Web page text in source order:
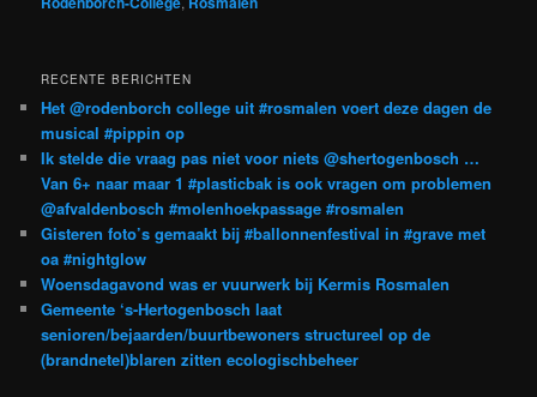
RECENTE BERICHTEN
Het @rodenborch college uit #rosmalen voert deze dagen de
musical #pippin op
Ik stelde die vraag pas niet voor niets @shertogenbosch …
Van 6+ naar maar 1 #plasticbak is ook vragen om problemen
@afvaldenbosch #molenhoekpassage #rosmalen
Gisteren foto’s gemaakt bij #ballonnenfestival in #grave met
oa #nightglow
Woensdagavond was er vuurwerk bij Kermis Rosmalen
Gemeente ‘s-Hertogenbosch laat
senioren/bejaarden/buurtbewoners structureel op de
(brandnetel)blaren zitten ecologischbeheer